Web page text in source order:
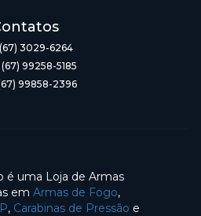
3029-6264
99258-5185
99858-2396
é uma Loja de Armas
em Armas de Fogo,
, Carabinas de Pressão e